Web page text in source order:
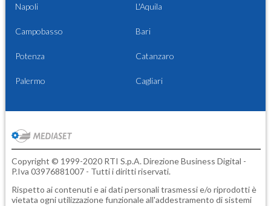
Napoli L'Aquila
Campobasso Bari
Potenza Catanzaro
Palermo Cagliari
Copyright © 1999-2020 RTI S.p.A. Direzione Business Digital -
P.Iva 03976881007 - Tutti i diritti riservati.
Rispetto ai contenuti e ai dati personali trasmessi e/o riprodotti è
vietata ogni utilizzazione funzionale all'addestramento di sistemi